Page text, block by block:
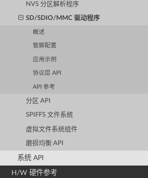
NVS 分区解析程序
SD/SDIO/MMC 驱动程序
概述
管脚配置
应用示例
协议层 API
API 参考
分区 API
SPIFFS 文件系统
虚拟文件系统组件
磨损均衡 API
系统 API
H/W 硬件参考